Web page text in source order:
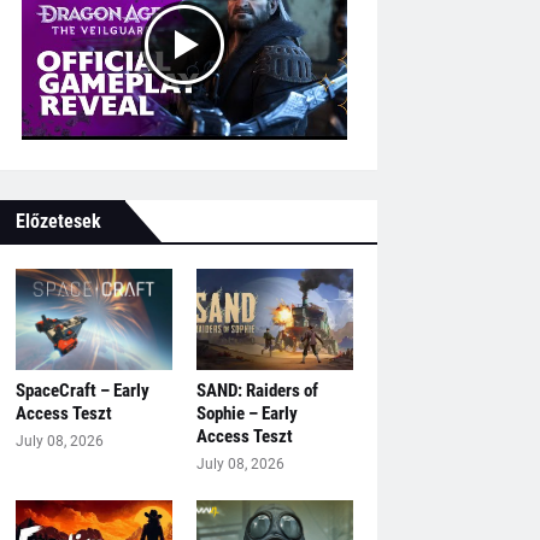
Előzetesek
SpaceCraft – Early
Access Teszt
July 08, 2026
SAND: Raiders of
Sophie – Early
Access Teszt
July 08, 2026